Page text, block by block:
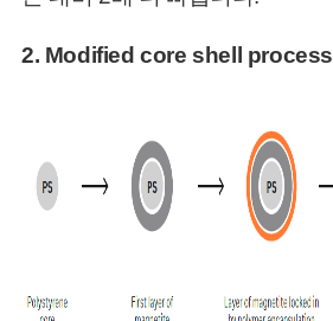
2. Modified core shell process